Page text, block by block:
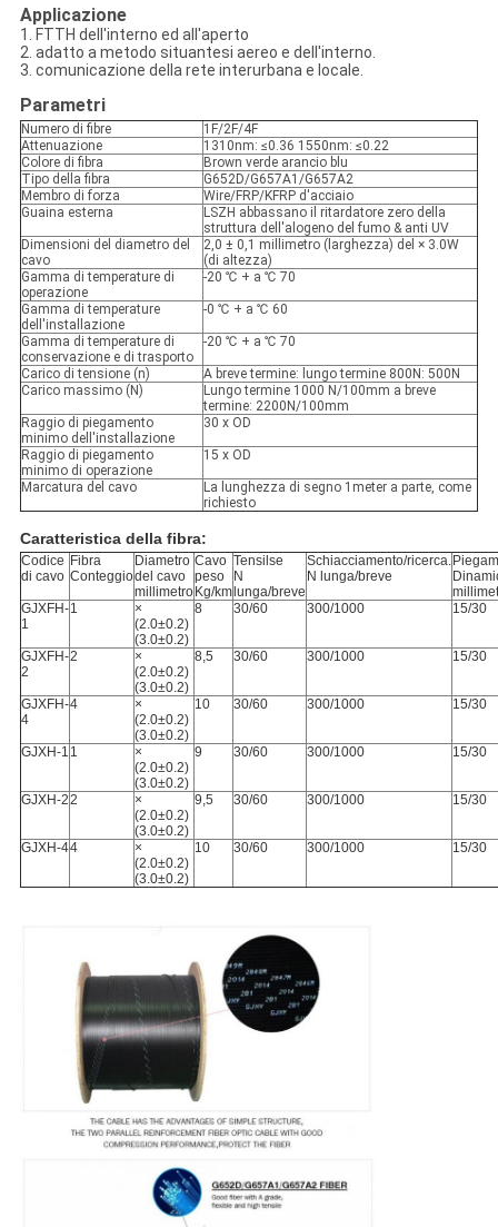
Applicazione
1. FTTH dell'interno ed all'aperto
2. adatto a metodo situantesi aereo e dell'interno.
3. comunicazione della rete interurbana e locale.
Parametri
Numero di fibre
1F/2F/4F
Attenuazione
1310nm: ≤0.36 1550nm: ≤0.22
Colore di fibra
Brown verde arancio blu
Tipo della fibra
G652D/G657A1/G657A2
Membro di forza
Wire/FRP/KFRP d'acciaio
Guaina esterna
LSZH abbassano il ritardatore zero della
struttura dell'alogeno del fumo & anti UV
Dimensioni del diametro del
cavo
2,0 ± 0,1 millimetro (larghezza) del × 3.0W
(di altezza)
Gamma di temperature di
operazione
-20 ℃ + a ℃ 70
Gamma di temperature
dell'installazione
-0 ℃ + a ℃ 60
Gamma di temperature di
conservazione e di trasporto
-20 ℃ + a ℃ 70
Carico di tensione (n)
A breve termine: lungo termine 800N: 500N
Carico massimo (N)
Lungo termine 1000 N/100mm a breve
termine: 2200N/100mm
Raggio di piegamento
minimo dell'installazione
30 x OD
Raggio di piegamento
minimo di operazione
15 x OD
Marcatura del cavo
La lunghezza di segno 1meter a parte, come
richiesto
Caratteristica della fibra:
Codice
di cavo
Fibra
Conteggio
Diametro
del cavo
millimetro
Cavo
peso
Kg/km
Tensilse
N
lunga/breve
Schiacciamento/ricerca.
N lunga/breve
GJXFH-
1
1
×
(2.0±0.2)
(3.0±0.2)
8 30/60 300/1000 15/30
GJXFH-
2
2
×
(2.0±0.2)
(3.0±0.2)
8,5 30/60 300/1000 15/30
GJXFH-
4
4
×
(2.0±0.2)
(3.0±0.2)
10 30/60 300/1000 15/30
GJXH-1 1
×
(2.0±0.2)
(3.0±0.2)
9 30/60 300/1000 15/30
GJXH-22
×
(2.0±0.2)
(3.0±0.2)
9,5 30/60 300/1000 15/30
GJXH-44
×
(2.0±0.2)
(3.0±0.2)
10 30/60 300/1000 15/30